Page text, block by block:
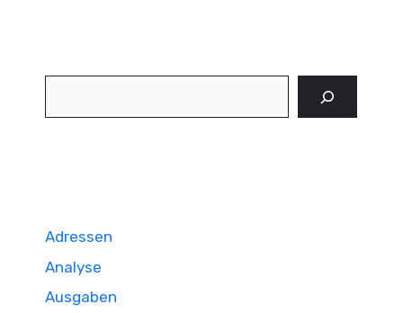
Adressen
Analyse
Ausgaben